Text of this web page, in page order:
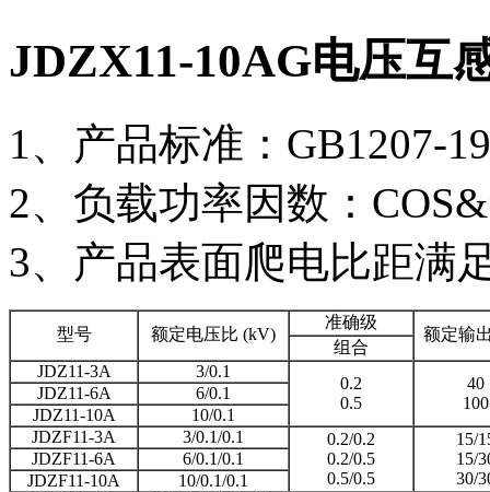
JDZX11-10AG电压互
1、产品标准：GB1207-
2、负载功率因数：
3、产品表面爬电比距满
型号 额定电压比 (kV)
准确级
额定输
组合
JDZ11-3A
3/0.1
0.2
0.5
40
100
JDZ11-6A
6/0.1
JDZ11-10A
10/0.1
JDZF11-3A
3/0.1/0.1
0.2/0.2
0.2/0.5
0.5/0.5
15/
15/
30/
JDZF11-6A
6/0.1/0.1
JDZF11-10A
10/0.1/0.1